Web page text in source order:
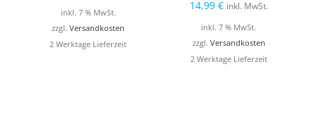
inkl. 7 % MwSt.
zzgl.Versandkosten
2 Werktage Lieferzeit
14,99 € inkl. MwSt.
inkl. 7 % MwSt.
zzgl. Versandkosten
2 Werktage Lieferzeit